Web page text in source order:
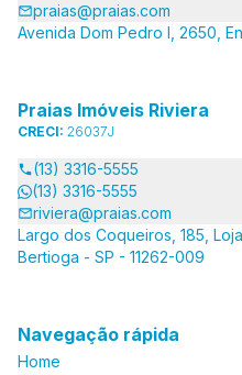
praias@praias.com
Avenida Dom Pedro I, 2650,
Praias Imóveis Riviera
CRECI: 26037J
(13) 3316-5555
(13) 3316-5555
riviera@praias.com
Largo dos Coqueiros, 185,
Bertioga - SP - 11262-009
Navegação rápida
Home